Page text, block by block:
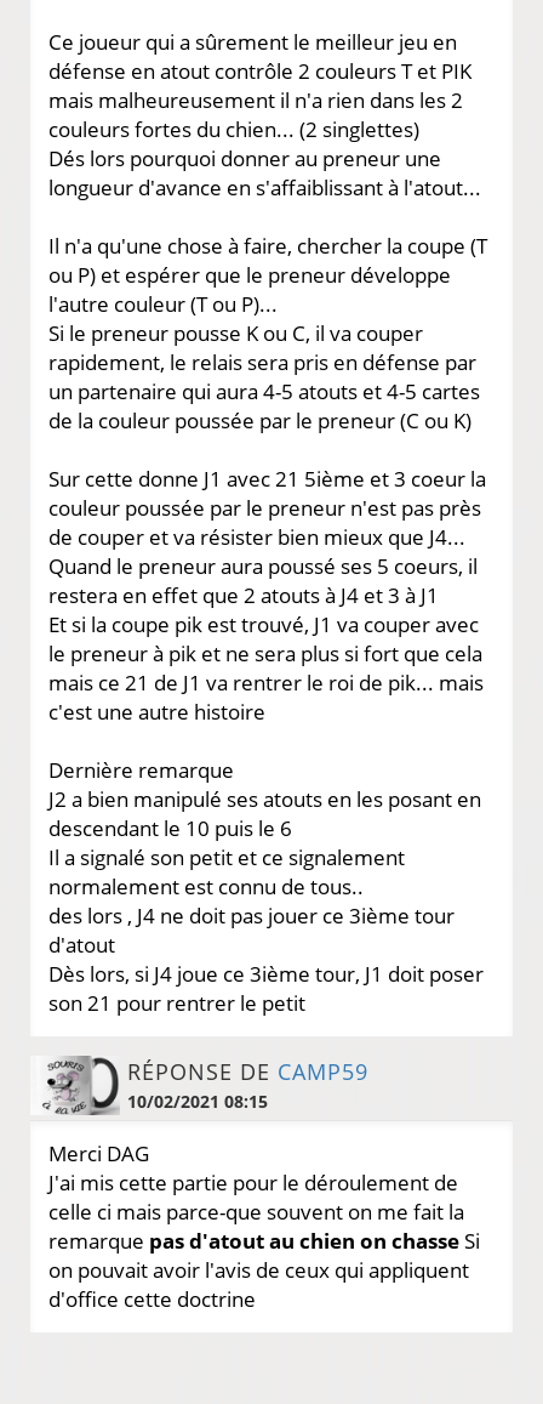
Ce joueur qui a sûrement le meilleur jeu en
défense en atout contrôle 2 couleurs T et PIK
mais malheureusement il n'a rien dans les 2
couleurs fortes du chien... (2 singlettes)
Dés lors pourquoi donner au preneur une
longueur d'avance en s'affaiblissant à l'atout...
Il n'a qu'une chose à faire, chercher la coupe (T
ou P) et espérer que le preneur développe
l'autre couleur (T ou P)...
Si le preneur pousse K ou C, il va couper
rapidement, le relais sera pris en défense par
un partenaire qui aura 4-5 atouts et 4-5 cartes
de la couleur poussée par le preneur (C ou K)
Sur cette donne J1 avec 21 5ième et 3 coeur la
couleur poussée par le preneur n'est pas près
de couper et va résister bien mieux que J4...
Quand le preneur aura poussé ses 5 coeurs, il
restera en effet que 2 atouts à J4 et 3 à J1
Et si la coupe pik est trouvé, J1 va couper avec
le preneur à pik et ne sera plus si fort que cela
mais ce 21 de J1 va rentrer le roi de pik... mais
c'est une autre histoire
Dernière remarque
J2 a bien manipulé ses atouts en les posant en
descendant le 10 puis le 6
Il a signalé son petit et ce signalement
normalement est connu de tous..
des lors , J4 ne doit pas jouer ce 3ième tour
d'atout
Dès lors, si J4 joue ce 3ième tour, J1 doit poser
son 21 pour rentrer le petit
RÉPONSE DE CAMP59
10/02/2021 08:15
Merci DAG
J'ai mis cette partie pour le déroulement de
celle ci mais parce-que souvent on me fait la
remarque pas d'atout au chien on chasseSi
on pouvait avoir l'avis de ceux qui appliquent
d'office cette doctrine